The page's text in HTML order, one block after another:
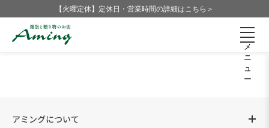
【火曜定休】定休日・営業時間の詳細はこちら＞
メ
ニ
ュ
ー
アミングについて